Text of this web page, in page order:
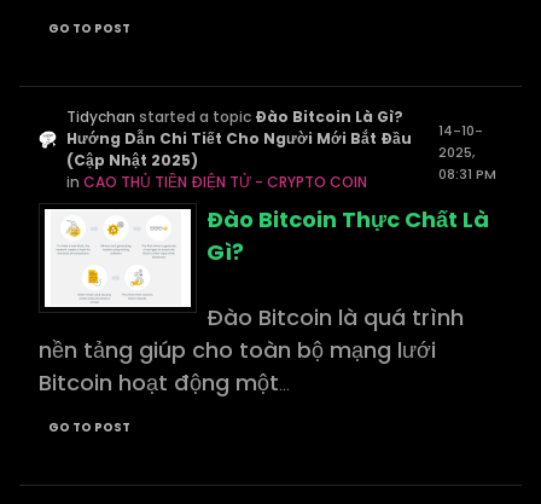
GO TO POST
Tidychan started a topic Đào Bitcoin Là Gì?
Hướng Dẫn Chi Tiết Cho Người Mới Bắt Đầu
(Cập Nhật 2025)
in CAO THỦ TIỀN ĐIỆN TỬ - CRYPTO COIN
14-10-
2025,
08:31 PM
Đào Bitcoin Thực Chất Là
Gì?
Đào Bitcoin là quá trình
nền tảng giúp cho toàn bộ mạng lưới
Bitcoin hoạt động một...
GO TO POST